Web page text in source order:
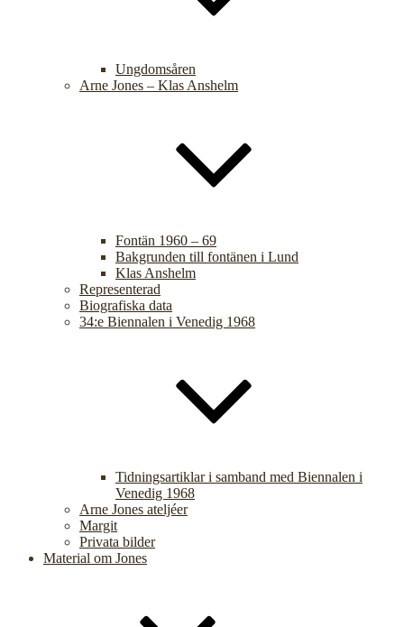
Ungdomsåren
Arne Jones – Klas Anshelm
Fontän 1960 – 69
Bakgrunden till fontänen i Lund
Klas Anshelm
Representerad
Biografiska data
34:e Biennalen i Venedig 1968
Tidningsartiklar i samband med Biennalen i
Venedig 1968
Arne Jones ateljéer
Margit
Privata bilder
Material om Jones